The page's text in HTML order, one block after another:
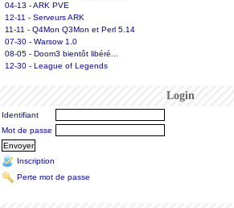
04-13 - ARK PVE
12-11 - Serveurs ARK
11-11 - Q4Mon Q3Mon et Perl 5.14
07-30 - Warsow 1.0
08-05 - Doom3 bientôt libéré...
12-30 - League of Legends
Login
Identifiant
Mot de passe
Inscription
Perte mot de passe